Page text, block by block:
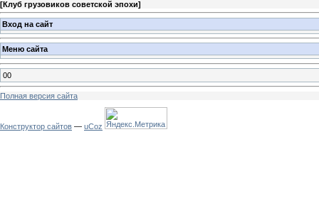
[Клуб грузовиков советской эпохи]
Вход на сайт
Меню сайта
00
Полная версия сайта
Конструктор сайтов — uCoz